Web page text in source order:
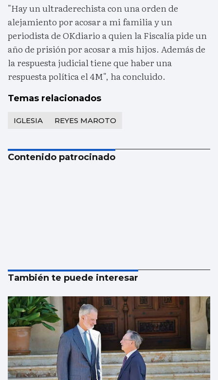
"Hay un ultraderechista con una orden de
alejamiento por acosar a mi familia y un
periodista de OKdiario a quien la Fiscalía pide un
año de prisión por acosar a mis hijos. Además de
la respuesta judicial tiene que haber una
respuesta política el 4M", ha concluido.
Temas relacionados
IGLESIA REYES MAROTO
Contenido patrocinado
También te puede interesar